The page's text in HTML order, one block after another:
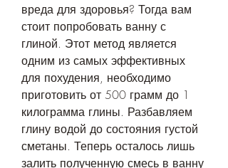
вреда для здоровья? Тогда вам
стоит попробовать ванну с
глиной. Этот метод является
одним из самых эффективных
для похудения, необходимо
приготовить от 500 грамм до 1
килограмма глины. Разбавляем
глину водой до состояния густой
сметаны. Теперь осталось лишь
залить полученную смесь в ванну